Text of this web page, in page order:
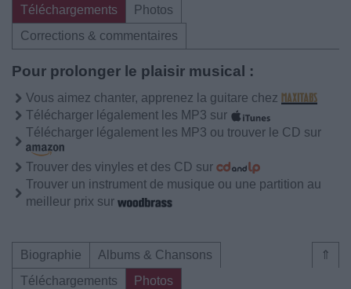
Téléchargements
Photos
Corrections & commentaires
Pour prolonger le plaisir musical :
Vous aimez chanter, apprenez la guitare chez
Télécharger légalement les MP3 sur
Télécharger légalement les MP3 ou trouver le CD sur
Trouver des vinyles et des CD sur
Trouver un instrument de musique ou une partition au
meilleur prix sur
⇑
Biographie
Albums & Chansons
Téléchargements
Photos